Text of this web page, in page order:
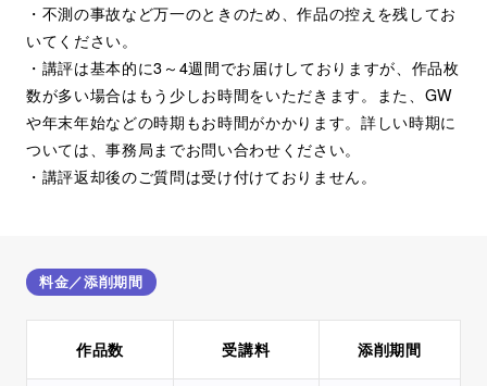
・不測の事故など万一のときのため、作品の控えを残してお
いてください。
・講評は基本的に3～4週間でお届けしておりますが、作品枚
数が多い場合はもう少しお時間をいただきます。また、GW
や年末年始などの時期もお時間がかかります。詳しい時期に
ついては、事務局までお問い合わせください。
・講評返却後のご質問は受け付けておりません。
料金／添削期間
作品数 受講料 添削期間